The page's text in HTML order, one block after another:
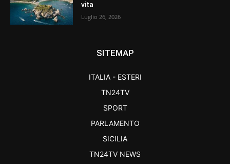
vita
Luglio 26, 2026
SITEMAP
ITALIA - ESTERI
TN24TV
SPORT
PARLAMENTO
SICILIA
TN24TV NEWS